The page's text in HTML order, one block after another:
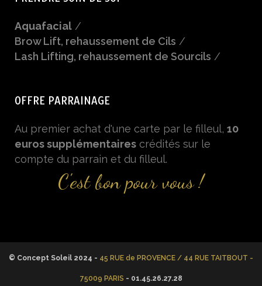
Aquafacial /
Brow Lift, rehaussement de Cils /
Lash Lifting, rehaussement de Sourcils /
OFFRE PARRAINAGE
Au premier achat d'une carte par le filleul, 10
euros supplémentaires crédités sur le
compte du parrain et du filleul.
C'est bon pour vous !
© Concept Soleil 2024 - 45 RUE de PROVENCE / 44 RUE TAITBOUT -
75009 PARIS - 01.45.26.27.28